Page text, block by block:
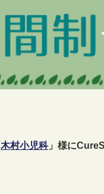
木村小児科」様に